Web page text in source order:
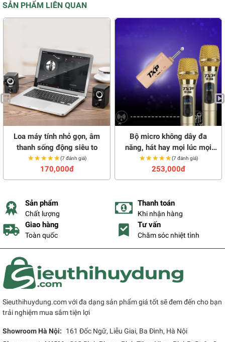
SẢN PHẨM LIÊN QUAN
Loa máy tính nhỏ gọn, âm
thanh sống động siêu to
★★★★★
★★★★★(7 đánh giá)
170,000đ
Bộ micro không dây đa
năng, hát hay mọi lúc mọi
nơi
★★★★★
★★★★★(7 đánh giá)
253,000đ
Sản phẩm
Chất lượng
Thanh toán
Khi nhận hàng
Giao hàng
Toàn quốc
Tư vấn
Chăm sóc nhiệt tình
Sieuthihuydung.com với đa dạng sản phẩm giá tốt sẽ đem đến cho bạn
trải nghiệm mua sắm tiện lợi
Showroom Hà Nội:
161 Đốc Ngữ, Liễu Giai, Ba Đình, Hà Nội